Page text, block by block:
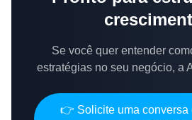
Se você quer entender
estratégias no seu negócio, a
👉 Solicite uma conversa